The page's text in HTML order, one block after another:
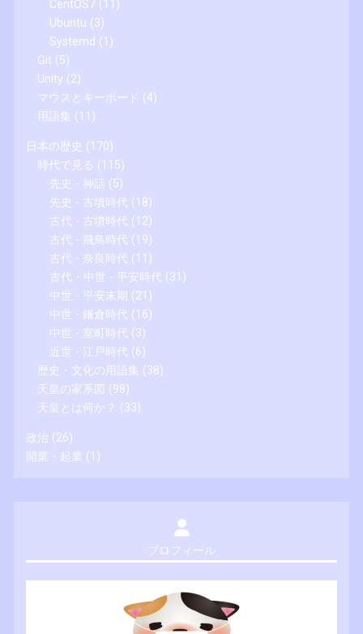
CentOS7(11)
Ubuntu (3)
Systemd (1)
Git (5)
Unity (2)
マウスとキーボード (4)
用語集 (11)
日本の歴史 (170)
時代で見る (115)
先史 - 神話 (5)
先史 - 古墳時代 (18)
古代 - 古墳時代 (12)
古代 - 飛鳥時代 (19)
古代 - 奈良時代 (11)
古代・中世 - 平安時代 (31)
中世 - 平安末期 (21)
中世 - 鎌倉時代 (16)
中世 - 室町時代 (3)
近世 - 江戸時代 (6)
歴史・文化の用語集 (38)
天皇の家系図 (98)
天皇とは何か？ (33)
政治 (26)
開業・起業 (1)
プロフィール